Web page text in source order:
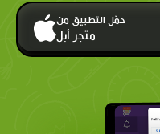
حمّل التطبيق من
متجر أبل